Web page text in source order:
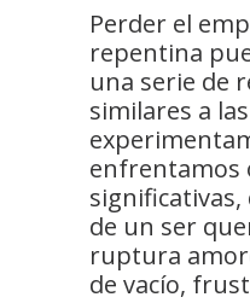
Perder el
repentina
una serie de
similares a
enfrentamos
de un ser
ruptura
de vacío,